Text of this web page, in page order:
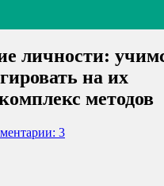
личности:
на их
методов
3